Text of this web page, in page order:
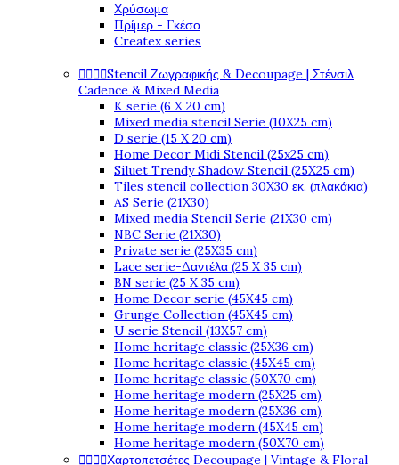
Χρύσωμα
Πρίμερ - Γκέσο
Createx series
Stencil Ζωγραφικής & Decoupage | Στένσιλ
Cadence & Mixed Media
K serie (6 X 20 cm)
Mixed media stencil Serie (10X25 cm)
D serie (15 X 20 cm)
Home Decor Midi Stencil (25x25 cm)
Siluet Trendy Shadow Stencil (25X25 cm)
Tiles stencil collection 30X30 εκ. (πλακάκια)
AS Serie (21X30)
Mixed media Stencil Serie (21X30 cm)
NBC Serie (21X30)
Private serie (25X35 cm)
Lace serie-Δαντέλα (25 X 35 cm)
BN serie (25 X 35 cm)
Home Decor serie (45X45 cm)
Grunge Collection (45X45 cm)
U serie Stencil (13X57 cm)
Home heritage classic (25X36 cm)
Home heritage classic (45X45 cm)
Home heritage classic (50X70 cm)
Home heritage modern (25X25 cm)
Home heritage modern (25X36 cm)
Home heritage modern (45X45 cm)
Home heritage modern (50X70 cm)
Χαρτοπετσέτες Decoupage | Vintage & Floral